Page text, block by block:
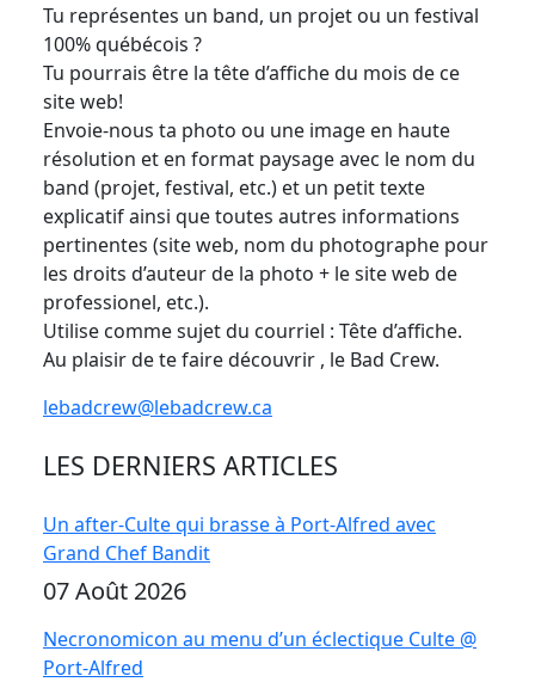
Tu représentes un band, un projet ou un festival
100% québécois ?
Tu pourrais être la tête d’affiche du mois de ce
site web!
Envoie-nous ta photo ou une image en haute
résolution et en format paysage avec le nom du
band (projet, festival, etc.) et un petit texte
explicatif ainsi que toutes autres informations
pertinentes (site web, nom du photographe pour
les droits d’auteur de la photo + le site web de
professionel, etc.).
Utilise comme sujet du courriel : Tête d’affiche.
Au plaisir de te faire découvrir , le Bad Crew.
lebadcrew@lebadcrew.ca
LES DERNIERS ARTICLES
Un after-Culte qui brasse à Port-Alfred avec
Grand Chef Bandit
07 Août 2026
Necronomicon au menu d’un éclectique Culte @
Port-Alfred